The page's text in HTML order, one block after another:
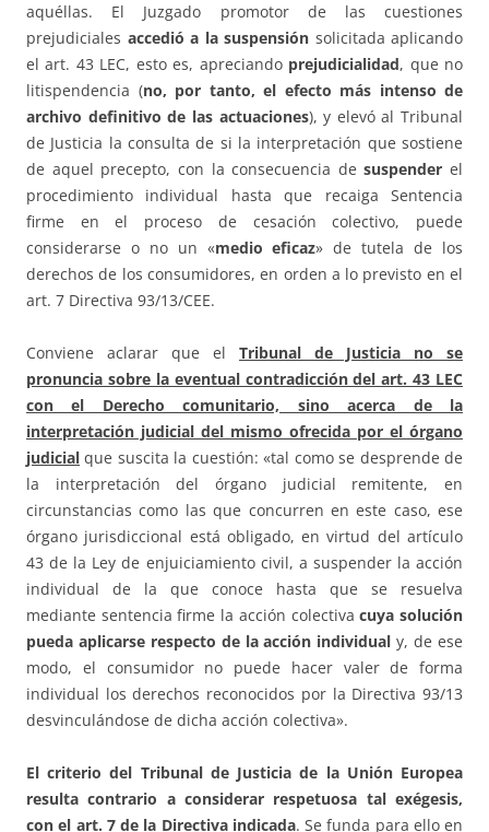
aquéllas. El Juzgado promotor de las cuestiones
prejudiciales accedió a la suspensión solicitada aplicando
el art. 43 LEC, esto es, apreciando prejudicialidad, que no
litispendencia (no, por tanto, el efecto más intenso de
archivo definitivo de las actuaciones), y elevó al Tribunal
de Justicia la consulta de si la interpretación que sostiene
de aquel precepto, con la consecuencia desuspender el
procedimiento individual hasta que recaiga Sentencia
firme en el proceso de cesación colectivo, puede
considerarse o no un «medio eficaz» de tutela de los
derechos de los consumidores, en orden a lo previsto en el
art. 7 Directiva 93/13/CEE.
Conviene aclarar que el Tribunal de Justicia no se
pronuncia sobre la eventual contradicción del art. 43 LEC
con el Derecho comunitario, sino acerca de la
interpretación judicial del mismo ofrecida por el órgano
judicial que suscita la cuestión: «tal como se desprende de
la interpretación del órgano judicial remitente, en
circunstancias como las que concurren en este caso, ese
órgano jurisdiccional está obligado, en virtud del artículo
43 de la Ley de enjuiciamiento civil, a suspender la acción
individual de la que conoce hasta que se resuelva
mediante sentencia firme la acción colectivacuya solución
pueda aplicarse respecto de la acción individual y, de ese
modo, el consumidor no puede hacer valer de forma
individual los derechos reconocidos por la Directiva 93/13
desvinculándose de dicha acción colectiva».
El criterio del Tribunal de Justicia de la Unión Europea
resulta contrario a considerar respetuosa tal exégesis,
con el art. 7 de la Directiva indicada. Se funda para ello en